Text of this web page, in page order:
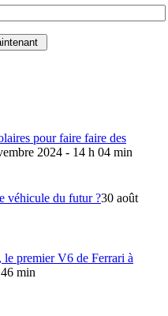
pour faire faire des
2024 - 14 h 04 min
véhicule du futur ?30 août
premier V6 de Ferrari à
min